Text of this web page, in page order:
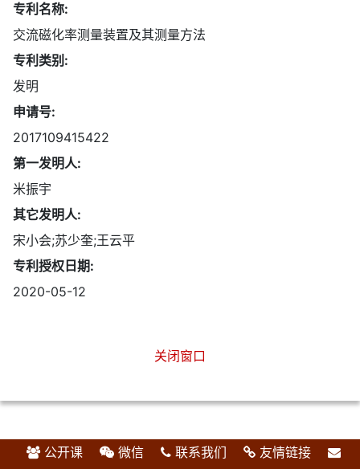
专利名称:
交流磁化率测量装置及其测量方法
专利类别:
发明
申请号:
2017109415422
第一发明人:
米振宇
其它发明人:
宋小会;苏少奎;王云平
专利授权日期:
2020-05-12
关闭窗口
公开课 微信 联系我们 友情链接